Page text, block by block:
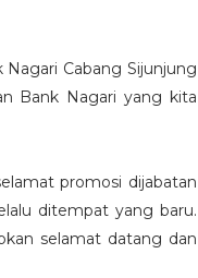
Cabang Sijunjung
Bank Nagari yang kita
promosi dijabatan
ditempat yang baru.
selamat datang dan